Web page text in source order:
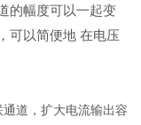
的幅度可以一起变
可以简便地 在电压
通道，扩大电流输出容